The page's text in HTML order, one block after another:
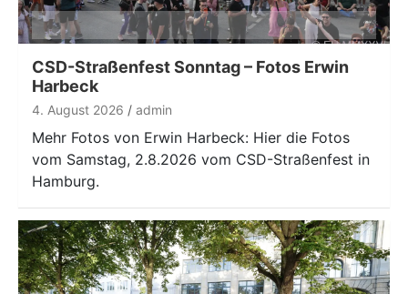
CSD-Straßenfest Sonntag – Fotos Erwin
Harbeck
4. August 2026 admin
Mehr Fotos von Erwin Harbeck: Hier die Fotos
vom Samstag, 2.8.2026 vom CSD-Straßenfest in
Hamburg.